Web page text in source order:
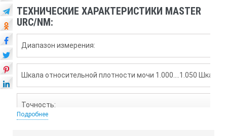
ТЕХНИЧЕСКИЕ ХАРАКТЕРИСТИКИ MASTER
URC/NM:
Диапазон измерения:
Шкала относительной плотности мочи 1.000….1.050 Шкала
Точность:
Подробнее